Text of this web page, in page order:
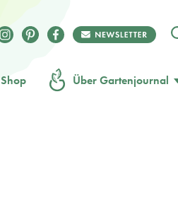
Shop Über Gartenjournal